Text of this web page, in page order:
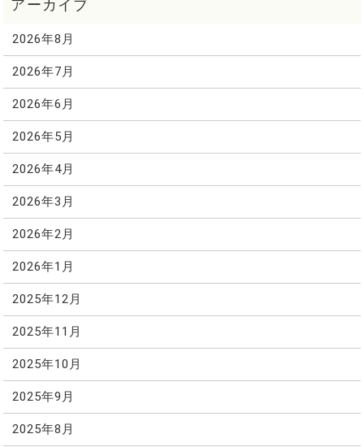
2026年8月
2026年7月
2026年6月
2026年5月
2026年4月
2026年3月
2026年2月
2026年1月
2025年12月
2025年11月
2025年10月
2025年9月
2025年8月